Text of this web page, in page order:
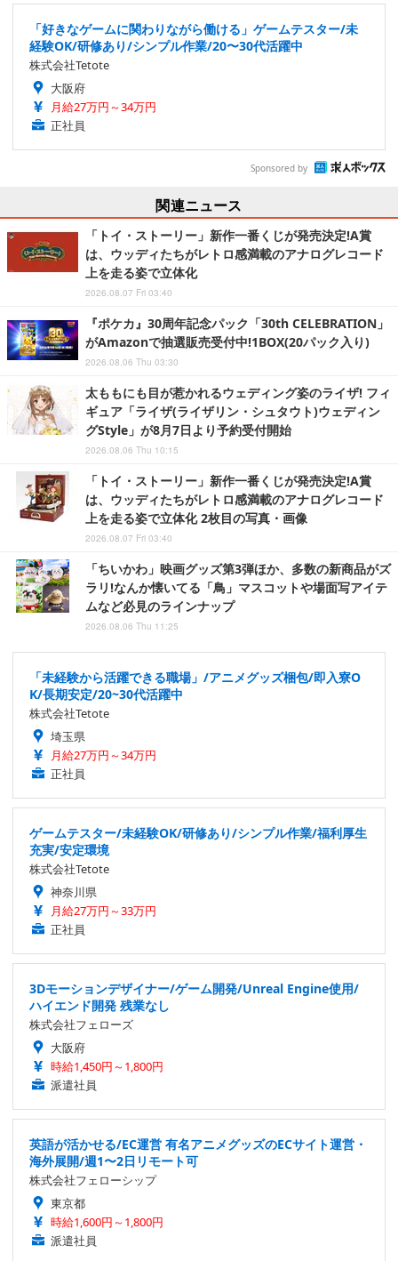
「好きなゲームに関わりながら働ける」ゲームテスター/未
経験OK/研修あり/シンプル作業/20〜30代活躍中
株式会社Tetote
大阪府
月給27万円～34万円
正社員
Sponsored by
関連ニュース
「トイ・ストーリー」新作一番くじが発売決定!A賞
は、ウッディたちがレトロ感満載のアナログレコード
上を走る姿で立体化
2026.08.07 Fri 03:40
『ポケカ』30周年記念パック「30th CELEBRATION」
がAmazonで抽選販売受付中!1BOX(20パック入り)
2026.08.06 Thu 03:30
太ももにも目が惹かれるウェディング姿のライザ! フィ
ギュア「ライザ(ライザリン・シュタウト)ウェディン
グStyle」が8月7日より予約受付開始
2026.08.06 Thu 10:15
「トイ・ストーリー」新作一番くじが発売決定!A賞
は、ウッディたちがレトロ感満載のアナログレコード
上を走る姿で立体化 2枚目の写真・画像
2026.08.07 Fri 03:40
「ちいかわ」映画グッズ第3弾ほか、多数の新商品がズ
ラリ!なんか懐いてる「鳥」マスコットや場面写アイテ
ムなど必見のラインナップ
2026.08.06 Thu 11:25
「未経験から活躍できる職場」/アニメグッズ梱包/即入寮O
K/長期安定/20~30代活躍中
株式会社Tetote
埼玉県
月給27万円～34万円
正社員
ゲームテスター/未経験OK/研修あり/シンプル作業/福利厚生
充実/安定環境
株式会社Tetote
神奈川県
月給27万円～33万円
正社員
3Dモーションデザイナー/ゲーム開発/Unreal Engine使用/
ハイエンド開発 残業なし
株式会社フェローズ
大阪府
時給1,450円～1,800円
派遣社員
英語が活かせる/EC運営 有名アニメグッズのECサイト運営・
海外展開/週1〜2日リモート可
株式会社フェローシップ
東京都
時給1,600円～1,800円
派遣社員